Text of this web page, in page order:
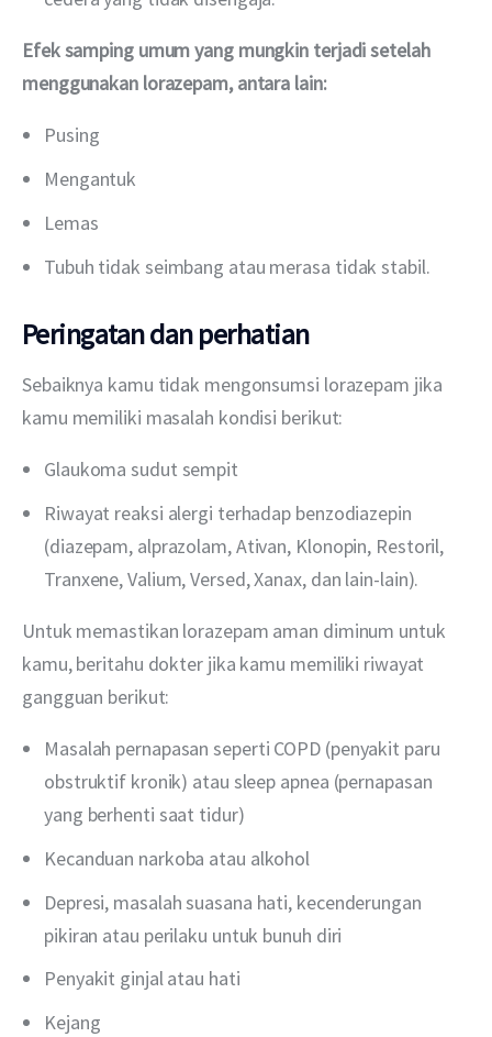
Efek samping umum yang mungkin terjadi setelah
menggunakan lorazepam, antara lain:
Pusing
Mengantuk
Lemas
Tubuh tidak seimbang atau merasa tidak stabil.
Peringatan dan perhatian
Sebaiknya kamu tidak mengonsumsi lorazepam jika
kamu memiliki masalah kondisi berikut:
Glaukoma sudut sempit
Riwayat reaksi alergi terhadap benzodiazepin
(diazepam, alprazolam, Ativan, Klonopin, Restoril,
Tranxene, Valium, Versed, Xanax, dan lain-lain).
Untuk memastikan lorazepam aman diminum untuk
kamu, beritahu dokter jika kamu memiliki riwayat
gangguan berikut:
Masalah pernapasan seperti COPD (penyakit paru
obstruktif kronik) atau sleep apnea (pernapasan
yang berhenti saat tidur)
Kecanduan narkoba atau alkohol
Depresi, masalah suasana hati, kecenderungan
pikiran atau perilaku untuk bunuh diri
Penyakit ginjal atau hati
Kejang